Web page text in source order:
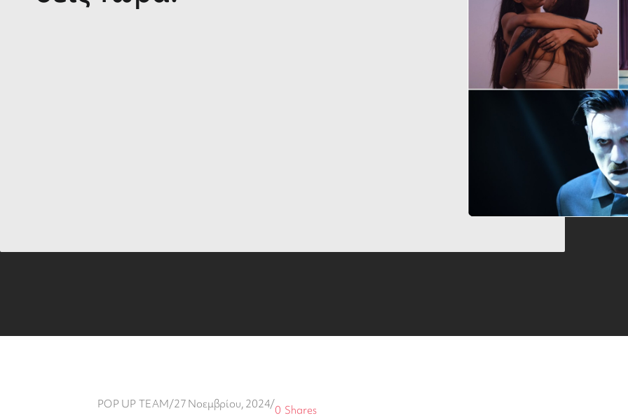
POP UP TEAM/27 Νοεμβρίου, 2024/ Shares
0